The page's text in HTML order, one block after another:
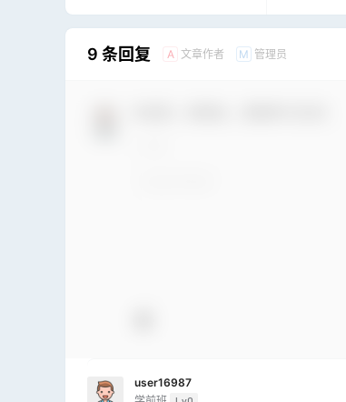
9 条回复 A 文章作者 M 管理员
user16987